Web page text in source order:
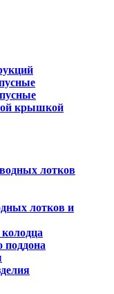
крышкой
лотков
лотков и
поддона